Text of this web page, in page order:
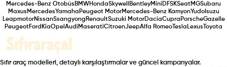
Mercedes-Benz Otobüs BMW HondaSkywell BentleyMini DFSKSeatMGSubaru
Maxus MercedesYamaha Peugeot MotorMercedes-Benz KamyonYudoIsuzu
LeapmotorNissanSsangyong RenaultSuzuki MotorDaciaCupra PorscheGazelle
PeugeotFord KiaOpel Audi MaseratiCitroenJeepAlfa Romeo Tesla Lexus Toyota
Sıfır araç modelleri, detaylı karşılaştırmalar ve güncel kampanyalar.